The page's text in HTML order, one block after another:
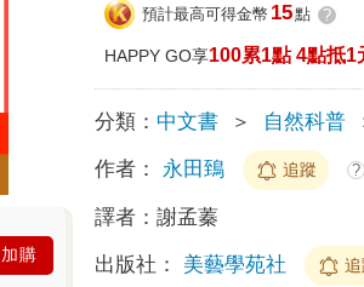
加購
預計最高可得金幣 15點 ?
HAPPY GO享100累1點 4點抵1
分類： 中文書 ＞ 自然科普
作者： 永田鵄 追蹤 ?
譯者：謝孟蓁
出版社： 美藝學苑社